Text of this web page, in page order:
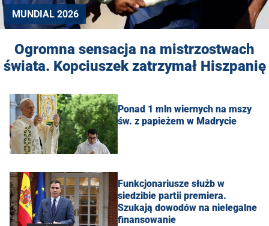
MUNDIAL 2026
Ogromna sensacja na mistrzostwach
świata. Kopciuszek zatrzymał Hiszpanię
Ponad 1 mln wiernych na mszy
św. z papieżem w Madrycie
Funkcjonariusze służb w
siedzibie partii premiera.
Szukają dowodów na nielegalne
finansowanie